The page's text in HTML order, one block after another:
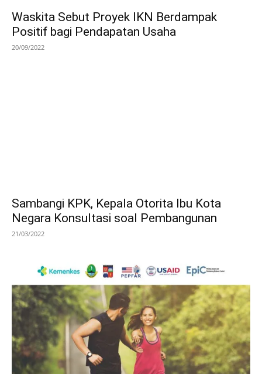
Waskita Sebut Proyek IKN Berdampak
Positif bagi Pendapatan Usaha
20/09/2022
Sambangi KPK, Kepala Otorita Ibu Kota
Negara Konsultasi soal Pembangunan
21/03/2022